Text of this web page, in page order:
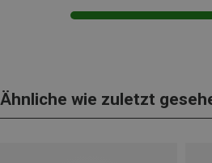
Ähnliche wie zuletzt